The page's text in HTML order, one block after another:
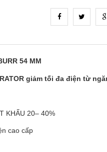
54 MM
giảm tối đa điện từ
KHẤU 20– 40%
cao cấp